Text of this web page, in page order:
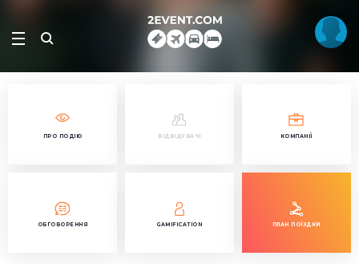
ПРО ПОДІЮ ВІДВІДУВАЧІ КОМПАНІЇ
ОБГОВОРЕННЯ GAMIFICATION ПЛАН ПОЇЗДКИ